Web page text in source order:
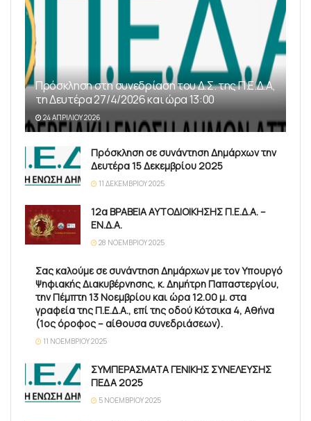
Πρόσκληση στη συνεδρίαση του Δ.Σ. της Π.Ε.Δ.Α,
τη Δευτέρα 27/4/2026 και ώρα 13:00
24 ΑΠΡΙΛΊΟΥ 2026
Πρόσκληση σε συνάντηση Δημάρχων την
Δευτέρα 15 Δεκεμβρίου 2025
11 ΔΕΚΕΜΒΡΊΟΥ 2025
12α ΒΡΑΒΕΙΑ ΑΥΤΟΔΙΟΙΚΗΣΗΣ Π.Ε.Δ.Α. –
ΕΝ.Δ.Α.
28 ΝΟΕΜΒΡΊΟΥ 2025
Σας καλούμε σε συνάντηση Δημάρχων με τον Υπουργό
Ψηφιακής Διακυβέρνησης, κ. Δημήτρη Παπαστεργίου,
την Πέμπτη 13 Νοεμβρίου και ώρα 12.00 μ. στα
γραφεία της Π.Ε.Δ.Α., επί της οδού Κότσικα 4, Αθήνα
(1ος όροφος – αίθουσα συνεδριάσεων).
11 ΝΟΕΜΒΡΊΟΥ 2025
ΣΥΜΠΕΡΑΣΜΑΤΑ ΓΕΝΙΚΗΣ ΣΥΝΕΛΕΥΣΗΣ
ΠΕΔΑ 2025
5 ΝΟΕΜΒΡΊΟΥ 2025